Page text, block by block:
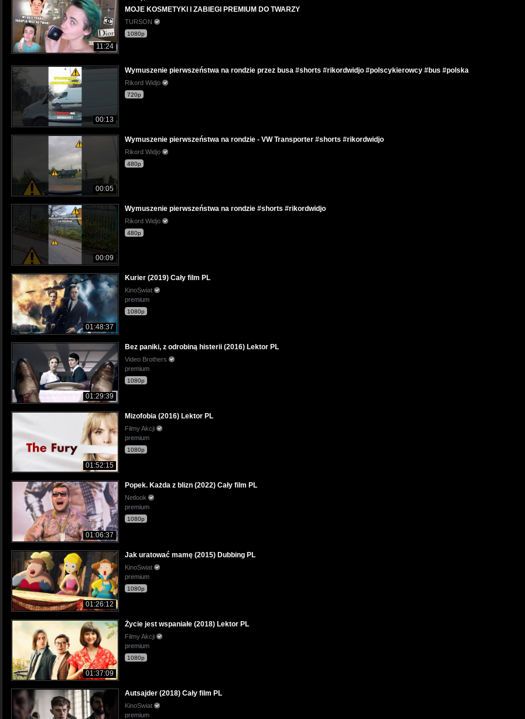
11:24
MOJE KOSMETYKI I ZABIEGI PREMIUM DO TWARZY
TURSON
1080p
00:13
Wymuszenie pierwszeństwa na rondzie przez busa #shorts #rikordwidjo #polscykierowcy #bus #polska
Rikord Widjo
720p
00:05
Wymuszenie pierwszeństwa na rondzie - VW Transporter #shorts #rikordwidjo
Rikord Widjo
480p
00:09
Wymuszenie pierwszeństwa na rondzie #shorts #rikordwidjo
Rikord Widjo
480p
01:48:37
Kurier (2019) Cały film PL
KinoSwiat
premium
1080p
01:29:39
Bez paniki, z odrobiną histerii (2016) Lektor PL
Video Brothers
premium
1080p
01:52:15
Mizofobia (2016) Lektor PL
Filmy Akcji
premium
1080p
01:06:37
Popek. Każda z blizn (2022) Cały film PL
Netlook
premium
1080p
01:26:12
Jak uratować mamę (2015) Dubbing PL
KinoSwiat
premium
1080p
01:37:09
Życie jest wspaniałe (2018) Lektor PL
Filmy Akcji
premium
1080p
Autsajder (2018) Cały film PL
KinoSwiat
premium